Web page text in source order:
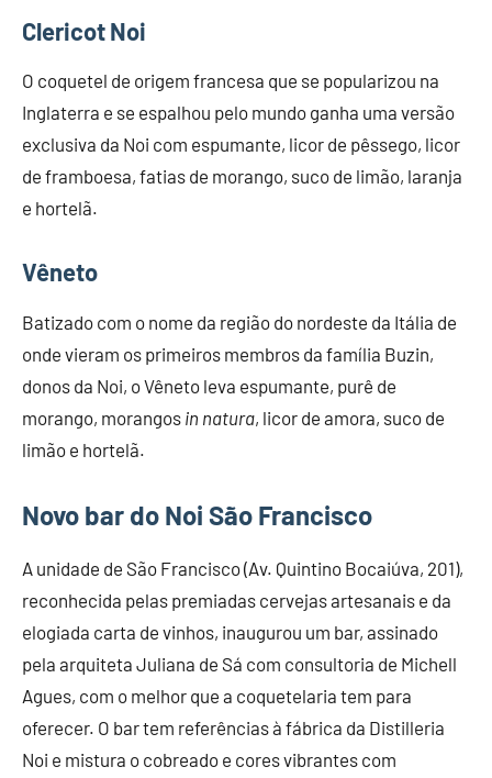
Clericot Noi
O coquetel de origem francesa que se popularizou na
Inglaterra e se espalhou pelo mundo ganha uma versão
exclusiva da Noi com espumante, licor de pêssego, licor
de framboesa, fatias de morango, suco de limão, laranja
e hortelã.
Vêneto
Batizado com o nome da região do nordeste da Itália de
onde vieram os primeiros membros da família Buzin,
donos da Noi, o Vêneto leva espumante, purê de
morango, morangos in natura, licor de amora, suco de
limão e hortelã.
Novo bar do Noi São Francisco
A unidade de São Francisco (Av. Quintino Bocaiúva, 201),
reconhecida pelas premiadas cervejas artesanais e da
elogiada carta de vinhos, inaugurou um bar, assinado
pela arquiteta Juliana de Sá com consultoria de Michell
Agues, com o melhor que a coquetelaria tem para
oferecer. O bar tem referências à fábrica da Distilleria
Noi e mistura o cobreado e cores vibrantes com